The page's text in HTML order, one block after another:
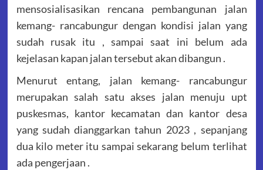
mensosialisasikan rencana pembangunan jalan
kemang- rancabungur dengan kondisi jalan yang
sudah rusak itu , sampai saat ini belum ada
kejelasan kapan jalan tersebut akan dibangun .
Menurut entang, jalan kemang- rancabungur
merupakan salah satu akses jalan menuju upt
puskesmas, kantor kecamatan dan kantor desa
yang sudah dianggarkan tahun 2023 , sepanjang
dua kilo meter itu sampai sekarang belum terlihat
ada pengerjaan .